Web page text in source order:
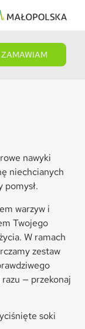
ZAMAWIAM
nawyki
niechcianych
pomysł.
warzyw i
Twojego
W ramach
zestaw
— przekonaj
soki